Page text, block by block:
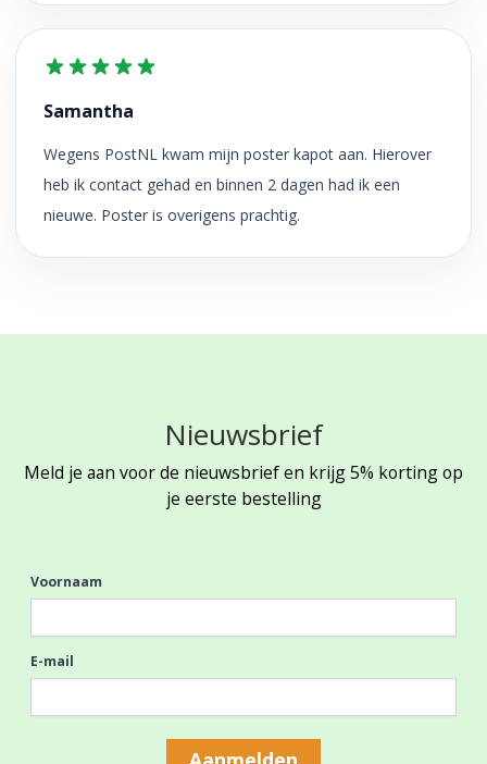
Samantha
Wegens PostNL kwam mijn poster kapot aan. Hierover
heb ik contact gehad en binnen 2 dagen had ik een
nieuwe. Poster is overigens prachtig.
Nieuwsbrief
Meld je aan voor de nieuwsbrief en krijg 5% korting op
je eerste bestelling
Voornaam
E-mail